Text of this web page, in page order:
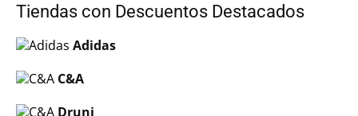
Tiendas con Descuentos Destacados
Adidas
C&A
Druni